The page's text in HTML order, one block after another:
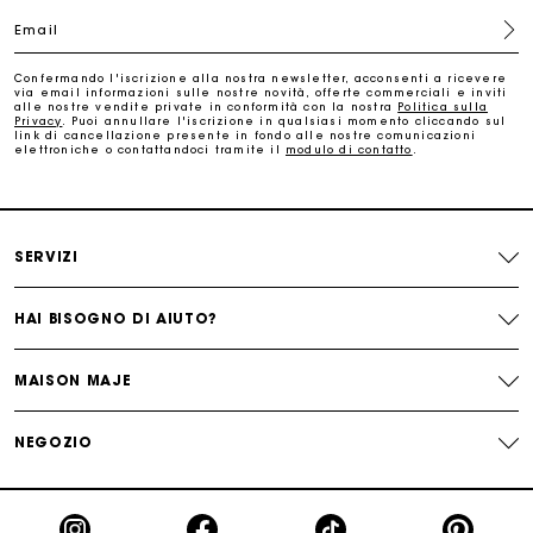
Cambi & Resi gratuiti
Email
Confermando l'iscrizione alla nostra newsletter, acconsenti a ricevere
via email informazioni sulle nostre novità, offerte commerciali e inviti
alle nostre vendite private in conformità con la nostra Politica sulla
Privacy
. Puoi annullare l'iscrizione in qualsiasi momento cliccando sul
link di cancellazione presente in fondo alle nostre comunicazioni
elettroniche o contattandoci tramite il modulo di contatto
SERVIZI
HAI BISOGNO DI AIUTO?
MAISON MAJE
NEGOZIO